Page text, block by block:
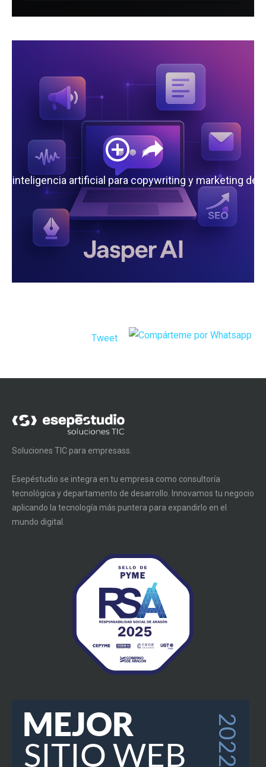
la inteligencia artificial para copywriting y marketing de
Tweet
Soluciones TIC para empresass.
Esepéstudio se integra en tu empresa como consultoría
tecnológica y departamento de desarrollo. Innovamos tu negocio
aplicando la tecnología más puntera para expandirlo en el
mundo digital.